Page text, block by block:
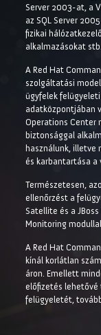
Server 2003-at, a
az SQL Server
fizikai
alkalmazásokat stb.
A Red Hat
szolgáltatási
ügyfelek
adatközpontjában
Operations Center
biztonsággal
használunk, illetve
és karbantartása a
Természetesen,
ellenőrzést a
Satellite és a
Monitoring
A Red Hat
kínál korlátlan
áron. Emellett
előfizetés lehetővé
felügyeletét,